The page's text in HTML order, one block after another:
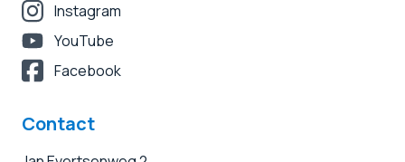
Instagram
YouTube
Facebook
Contact